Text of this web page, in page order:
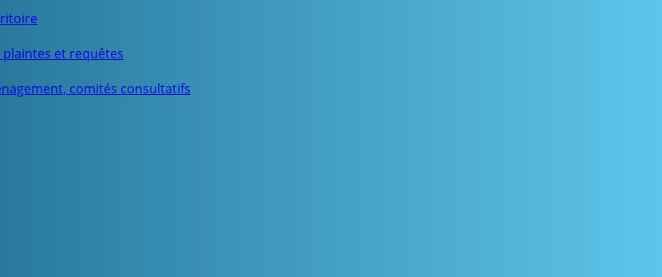
et requêtes
comités consultatifs